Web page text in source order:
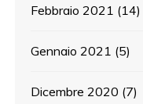
Febbraio 2021 (14)
Gennaio 2021 (5)
Dicembre 2020 (7)